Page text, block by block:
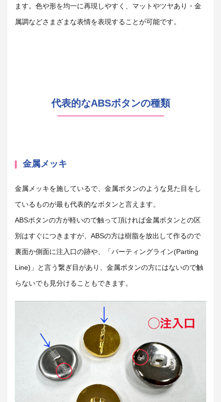
ます。色や形を均一に再現しやすく、マットやツヤあり・金
属調などさまざまな表情を表現することが可能です。
代表的なABSボタンの種類
金属メッキ
金属メッキを施しているで、金属ボタンのような見た目をし
ているものが最も代表的なボタンと言えます。
ABSボタンの方が軽いので触って頂ければ金属ボタンとの区
別はすぐにつきますが、 ABSの方は樹脂を放出して作るので
裏面か側面に注入口の跡や、「パーティングライン(Parting
Line)」と言う繋ぎ目があり、金属ボタンの方にはないので触
らないでも見分けることもできます。